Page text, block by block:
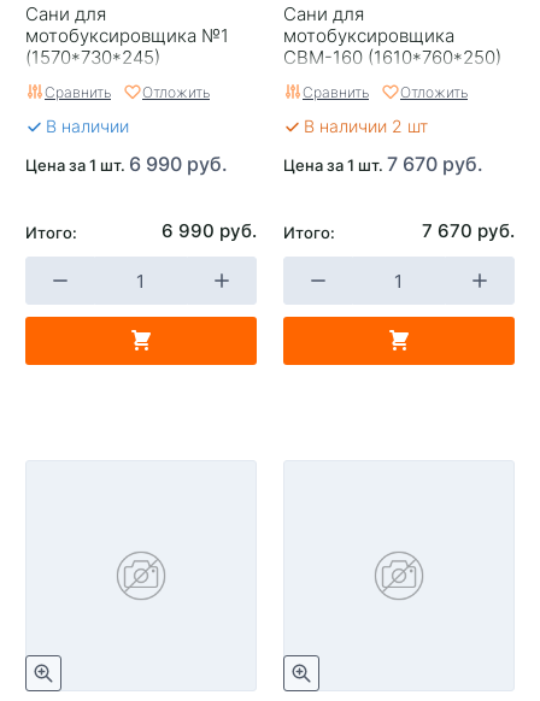
Сани для
мотобуксировщика №1
(1570*730*245)
Сравнить Отложить
В наличии
Цена за 1 шт. 6 990 руб.
Итого: 6 990 руб.
Сани для
мотобуксировщика
СВМ-160 (1610*760*250)
без отбойника
Сравнить Отложить
В наличии 2 шт
Цена за 1 шт. 7 670 руб.
Итого: 7 670 руб.